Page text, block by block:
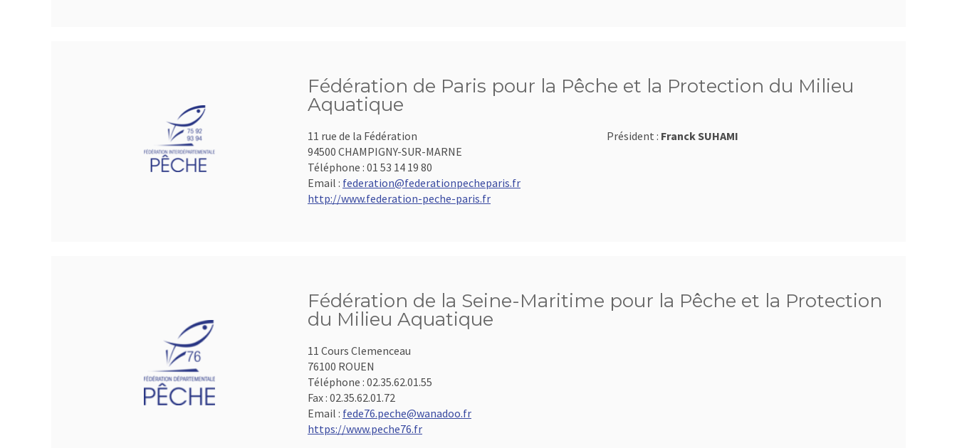
Fédération de Paris pour la Pêche et la Protection du Milieu
Aquatique
11 rue de la Fédération
94500 CHAMPIGNY-SUR-MARNE
Téléphone : 01 53 14 19 80
Email : federation@federationpecheparis.fr
http://www.federation-peche-paris.fr
Président : Franck SUHAMI
Fédération de la Seine-Maritime pour la Pêche et la Protection
du Milieu Aquatique
11 Cours Clemenceau
76100 ROUEN
Téléphone : 02.35.62.01.55
Fax : 02.35.62.01.72
Email : fede76.peche@wanadoo.fr
https://www.peche76.fr